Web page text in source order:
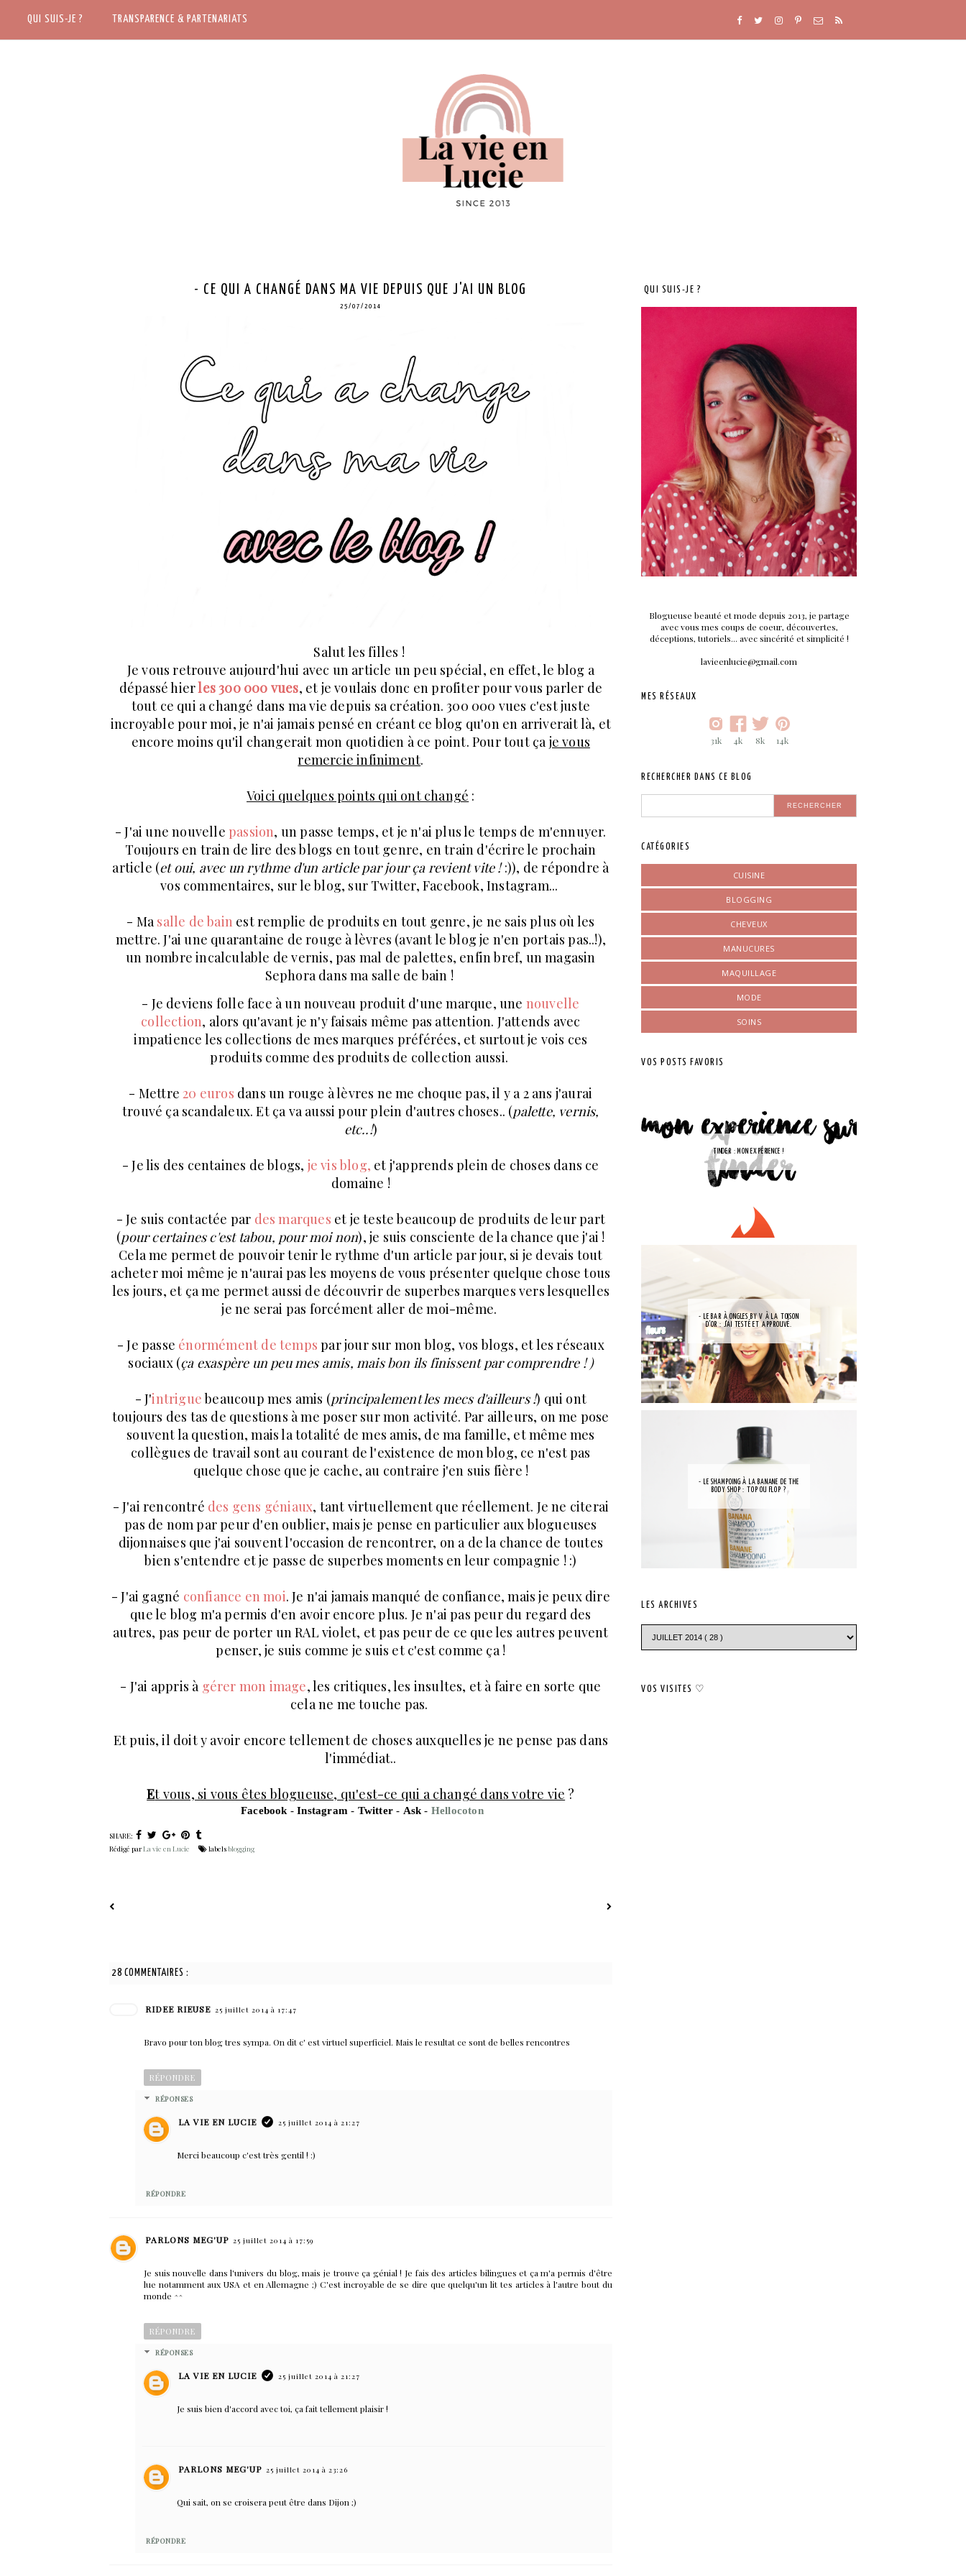
ACCUEIL QUI SUIS-JE ? TRANSPARENCE & PARTENARIATS
- CE QUI A CHANGÉ DANS MA VIE DEPUIS QUE J'AI UN BLOG
25/07/2014
Salut les filles !
Je vous retrouve aujourd'hui avec un article un peu spécial, en effet, le blog a
dépassé hierles 300 000 vues, et je voulais donc en profiter pour vous parler de
tout ce qui a changé dans ma vie depuis sa création. 300 000 vues c'est juste
incroyable pour moi, je n'ai jamais pensé en créant ce blog qu'on en arriverait là, et
encore moins qu'il changerait mon quotidien à ce point. Pour tout ça je vous
remercie infiniment.
Voici quelques points qui ont changé :
- J'ai une nouvelle passion, un passe temps, et je n'ai plus le temps de m'ennuyer.
Toujours en train de lire des blogs en tout genre, en train d'écrire le prochain
article (et oui, avec un rythme d'un article par jour ça revient vite !:)), de répondre à
vos commentaires, sur le blog, sur Twitter, Facebook, Instagram...
- Ma salle de bain est remplie de produits en tout genre, je ne sais plus où les
mettre. J'ai une quarantaine de rouge à lèvres (avant le blog je n'en portais pas..!),
un nombre incalculable de vernis, pas mal de palettes, enfin bref, un magasin
Sephora dans ma salle de bain !
- Je deviens folle face à un nouveau produit d'une marque, une nouvelle
collection, alors qu'avant je n'y faisais même pas attention. J'attends avec
impatience les collections de mes marques préférées, et surtout je vois ces
produits comme des produits de collection aussi.
- Mettre20 euros dans un rouge à lèvres ne me choque pas, il y a 2 ans j'aurai
trouvé ça scandaleux. Et ça va aussi pour plein d'autres choses.. (palette, vernis,
etc..!)
- Je lis des centaines de blogs, je vis blog, et j'apprends plein de choses dans ce
domaine !
- Je suis contactée par des marques et je teste beaucoup de produits de leur part
(pour certaines c'est tabou, pour moi non), je suis consciente de la chance que j'ai !
Cela me permet de pouvoir tenir le rythme d'un article par jour, si je devais tout
acheter moi même je n'aurai pas les moyens de vous présenter quelque chose tous
les jours, et ça me permet aussi de découvrir de superbes marques vers lesquelles
je ne serai pas forcément aller de moi-même.
- Je passe énormément de tempspar jour sur mon blog, vos blogs, et les réseaux
sociaux (ça exaspère un peu mes amis, mais bon ils finissent par comprendre ! )
- J'intriguebeaucoup mes amis (principalement les mecs d'ailleurs !) qui ont
toujours des tas de questions à me poser sur mon activité. Par ailleurs, on me pose
souvent la question, mais la totalité de mes amis, de ma famille, et même mes
collègues de travail sont au courant de l'existence de mon blog, ce n'est pas
quelque chose que je cache, au contraire j'en suis fière !
- J'ai rencontré des gens géniaux, tant virtuellement que réellement. Je ne citerai
pas de nom par peur d'en oublier, mais je pense en particulier aux blogueuses
dijonnaises que j'ai souvent l'occasion de rencontrer, on a de la chance de toutes
bien s'entendre et je passe de superbes moments en leur compagnie ! :)
- J'ai gagné confiance en moi. Je n'ai jamais manqué de confiance, mais je peux dire
que le blog m'a permis d'en avoir encore plus. Je n'ai pas peur du regard des
autres, pas peur de porter un RAL violet, et pas peur de ce que les autres peuvent
penser, je suis comme je suis et c'est comme ça !
- J'ai appris à gérer mon image, les critiques, les insultes, et à faire en sorte que
cela ne me touche pas.
Et puis, il doit y avoir encore tellement de choses auxquelles je ne pense pas dans
l'immédiat..
Et vous, si vous êtes blogueuse, qu'est-ce qui a changé dans votre vie ?
Facebook -Instagram - Twitter - Ask - Hellocoton
SHARE:
Rédigé parLa vie en Lucie labelsblogging
28 COMMENTAIRES :
RIDEE RIEUSE 25 juillet 2014 à 17:47
Bravo pour ton blog tres sympa. On dit c' est virtuel superficiel. Mais le resultat ce sont de belles rencontres
RÉPONDRE
RÉPONSES
LA VIE EN LUCIE 25 juillet 2014 à 21:27
Merci beaucoup c'est très gentil ! :)
RÉPONDRE
PARLONS MEG'UP 25 juillet 2014 à 17:59
Je suis nouvelle dans l'univers du blog, mais je trouve ça génial ! Je fais des articles bilingues et ça m'a permis d'être
lue notamment aux USA et en Allemagne ;) C'est incroyable de se dire que quelqu'un lit tes articles à l'autre bout du
monde ^^
RÉPONDRE
RÉPONSES
LA VIE EN LUCIE 25 juillet 2014 à 21:27
Je suis bien d'accord avec toi, ça fait tellement plaisir !
PARLONS MEG'UP 25 juillet 2014 à 23:26
Qui sait, on se croisera peut être dans Dijon ;)
RÉPONDRE
QUI SUIS-JE ?
Blogueuse beauté et mode depuis 2013, je partage
avec vous mes coups de coeur, découvertes,
déceptions, tutoriels... avec sincérité et simplicité !
lavieenlucie@gmail.com
MES RÉSEAUX
31k 4k 8k 14k
RECHERCHER DANS CE BLOG
CATÉGORIES
CUISINE
BLOGGING
CHEVEUX
MANUCURES
MAQUILLAGE
MODE
SOINS
VOS POSTS FAVORIS
TINDER : MON EXPÉRIENCE !
- LE BAR À ONGLES BY V À LA TOISON
D'OR : J'AI TESTÉ ET APPROUVÉ.
- LE SHAMPOING À LA BANANE DE THE
BODY SHOP : TOP OU FLOP ?
LES ARCHIVES
VOS VISITES ♡
QUI SUIS-JE ? TRANSPARENCE & PARTENARIATS